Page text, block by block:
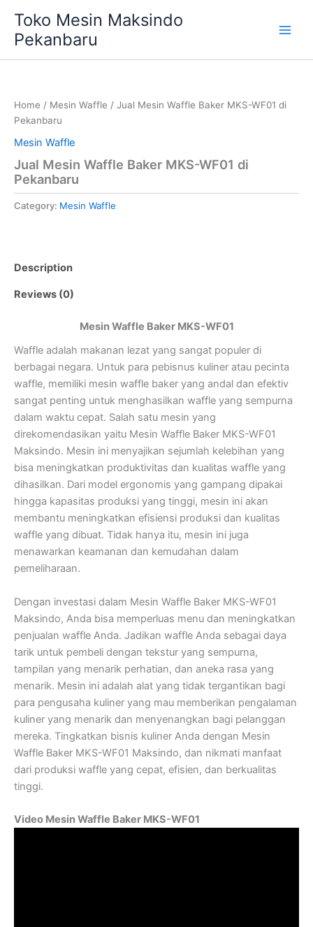
content
Toko Mesin Maksindo
Pekanbaru
Home / Mesin Waffle / Jual Mesin Waffle Baker MKS-WF01 di
Pekanbaru
Mesin Waffle
Jual Mesin Waffle Baker MKS-WF01 di
Pekanbaru
Category: Mesin Waffle
Description
Reviews (0)
Mesin Waffle Baker MKS-WF01
Waffle adalah makanan lezat yang sangat populer di
berbagai negara. Untuk para pebisnus kuliner atau pecinta
waffle, memiliki mesin waffle baker yang andal dan efektiv
sangat penting untuk menghasilkan waffle yang sempurna
dalam waktu cepat. Salah satu mesin yang
direkomendasikan yaitu Mesin Waffle Baker MKS-WF01
Maksindo. Mesin ini menyajikan sejumlah kelebihan yang
bisa meningkatkan produktivitas dan kualitas waffle yang
dihasilkan. Dari model ergonomis yang gampang dipakai
hingga kapasitas produksi yang tinggi, mesin ini akan
membantu meningkatkan efisiensi produksi dan kualitas
waffle yang dibuat. Tidak hanya itu, mesin ini juga
menawarkan keamanan dan kemudahan dalam
pemeliharaan.
Dengan investasi dalam Mesin Waffle Baker MKS-WF01
Maksindo, Anda bisa memperluas menu dan meningkatkan
penjualan waffle Anda. Jadikan waffle Anda sebagai daya
tarik untuk pembeli dengan tekstur yang sempurna,
tampilan yang menarik perhatian, dan aneka rasa yang
menarik. Mesin ini adalah alat yang tidak tergantikan bagi
para pengusaha kuliner yang mau memberikan pengalaman
kuliner yang menarik dan menyenangkan bagi pelanggan
mereka. Tingkatkan bisnis kuliner Anda dengan Mesin
Waffle Baker MKS-WF01 Maksindo, dan nikmati manfaat
dari produksi waffle yang cepat, efisien, dan berkualitas
tinggi.
Video Mesin Waffle Baker MKS-WF01